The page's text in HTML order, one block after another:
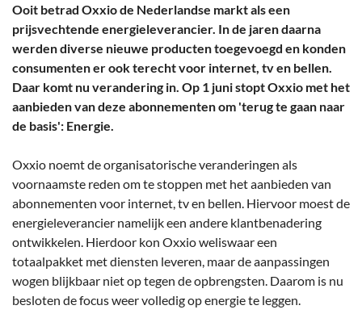
Ooit betrad Oxxio de Nederlandse markt als een
prijsvechtende energieleverancier. In de jaren daarna
werden diverse nieuwe producten toegevoegd en konden
consumenten er ook terecht voor internet, tv en bellen.
Daar komt nu verandering in. Op 1 juni stopt Oxxio met het
aanbieden van deze abonnementen om 'terug te gaan naar
de basis': Energie.
Oxxio noemt de organisatorische veranderingen als
voornaamste reden om te stoppen met het aanbieden van
abonnementen voor internet, tv en bellen. Hiervoor moest de
energieleverancier namelijk een andere klantbenadering
ontwikkelen. Hierdoor kon Oxxio weliswaar een
totaalpakket met diensten leveren, maar de aanpassingen
wogen blijkbaar niet op tegen de opbrengsten. Daarom is nu
besloten de focus weer volledig op energie te leggen.